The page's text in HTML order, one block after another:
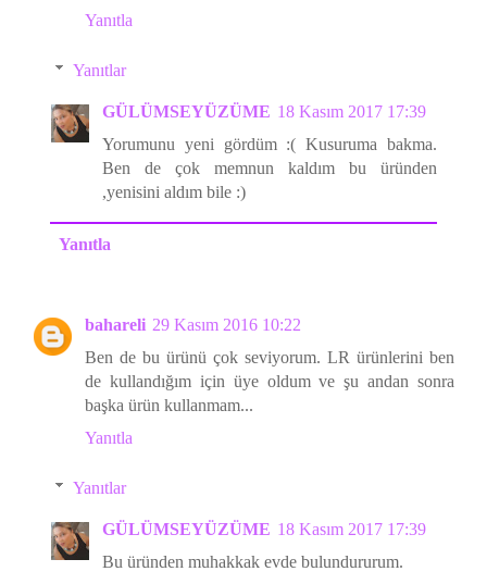
Yanıtla
Yanıtlar
GÜLÜMSEYÜZÜME 18 Kasım 2017 17:39
Yorumunu yeni gördüm :( Kusuruma bakma.
Ben de çok memnun kaldım bu üründen
,yenisini aldım bile :)
Yanıtla
bahareli 29 Kasım 2016 10:22
Ben de bu ürünü çok seviyorum. LR ürünlerini ben
de kullandığım için üye oldum ve şu andan sonra
başka ürün kullanmam...
Yanıtla
Yanıtlar
GÜLÜMSEYÜZÜME 18 Kasım 2017 17:39
Bu üründen muhakkak evde bulundururum.